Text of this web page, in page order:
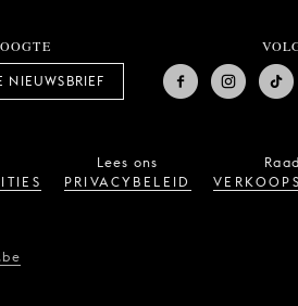
Lees ons
PRIVACYBELEID